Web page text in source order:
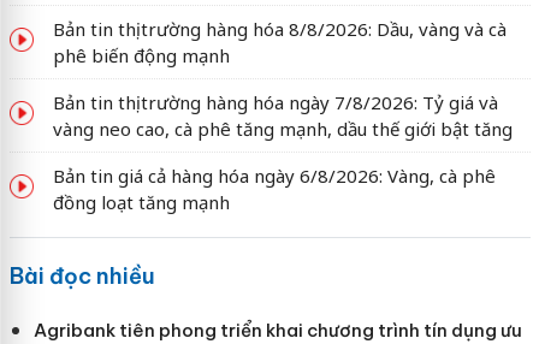
Bản tin thị trường hàng hóa 8/8/2026: Dầu, vàng và cà
phê biến động mạnh
Bản tin thị trường hàng hóa ngày 7/8/2026: Tỷ giá và
vàng neo cao, cà phê tăng mạnh, dầu thế giới bật tăng
Bản tin giá cả hàng hóa ngày 6/8/2026: Vàng, cà phê
đồng loạt tăng mạnh
Bài đọc nhiều
Agribank tiên phong triển khai chương trình tín dụng ưu